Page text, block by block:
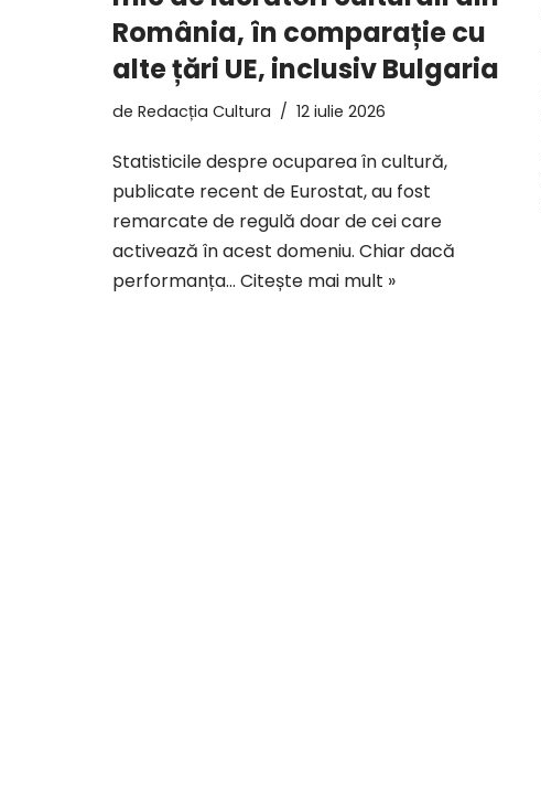
România, în comparație cu
alte țări UE, inclusiv Bulgaria
de Redacția Cultura 12 iulie 2026
Statisticile despre ocuparea în cultură,
publicate recent de Eurostat, au fost
remarcate de regulă doar de cei care
activează în acest domeniu. Chiar dacă
performanța… Citește mai mult »